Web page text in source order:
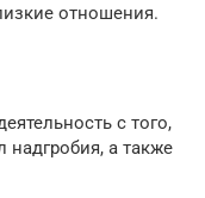
отношения.
с того,
надгробия, а также